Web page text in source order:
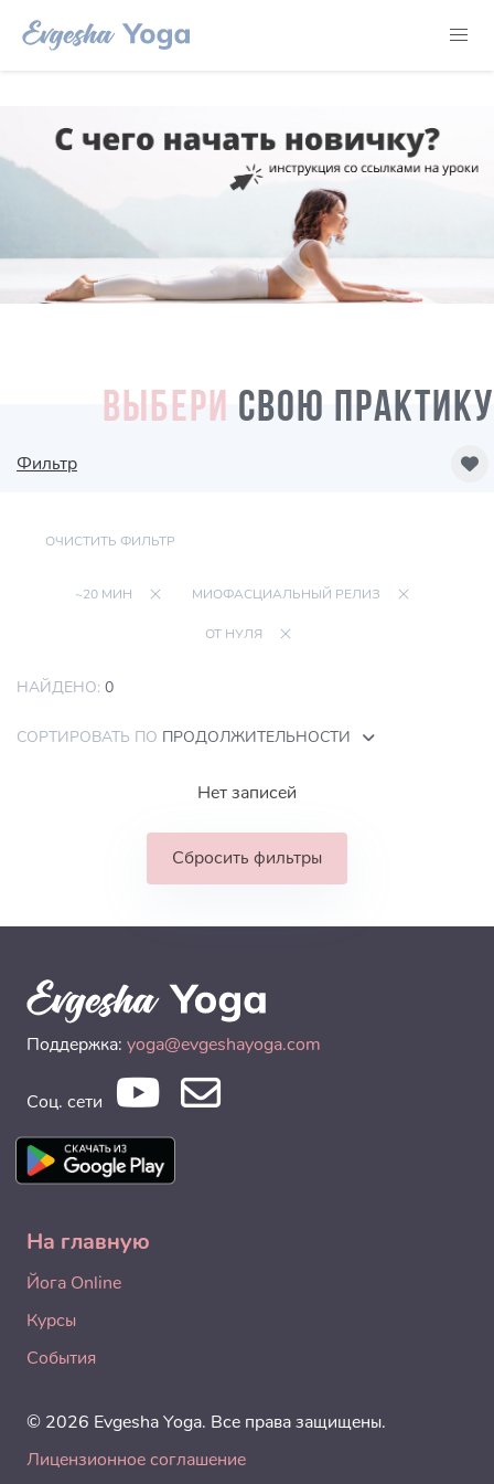
ВЫБЕРИ СВОЮ ПРАКТИКУ
Фильтр
ОЧИСТИТЬ ФИЛЬТР
~20 МИН МИОФАСЦИАЛЬНЫЙ РЕЛИЗ
ОТ НУЛЯ
НАЙДЕНО: 0
СОРТИРОВАТЬ ПО ПРОДОЛЖИТЕЛЬНОСТИ
Нет записей
Сбросить фильтры
Поддержка: yoga@evgeshayoga.com
Соц. сети
На главную
Йога Online
Курсы
События
© 2026 Evgesha Yoga. Все права защищены.
Лицензионное соглашение